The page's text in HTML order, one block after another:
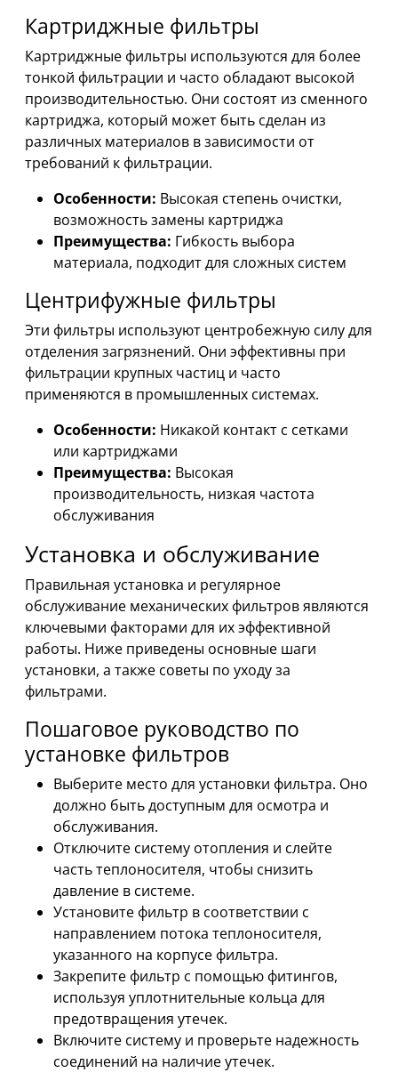
Картриджные фильтры
Картриджные фильтры используются для более
тонкой фильтрации и часто обладают высокой
производительностью. Они состоят из сменного
картриджа, который может быть сделан из
различных материалов в зависимости от
требований к фильтрации.
Особенности: Высокая степень очистки,
возможность замены картриджа
Преимущества: Гибкость выбора
материала, подходит для сложных систем
Центрифужные фильтры
Эти фильтры используют центробежную силу для
отделения загрязнений. Они эффективны при
фильтрации крупных частиц и часто
применяются в промышленных системах.
Особенности: Никакой контакт с сетками
или картриджами
Преимущества: Высокая
производительность, низкая частота
обслуживания
Установка и обслуживание
Правильная установка и регулярное
обслуживание механических фильтров являются
ключевыми факторами для их эффективной
работы. Ниже приведены основные шаги
установки, а также советы по уходу за
фильтрами.
Пошаговое руководство по
установке фильтров
Выберите место для установки фильтра. Оно
должно быть доступным для осмотра и
обслуживания.
Отключите систему отопления и слейте
часть теплоносителя, чтобы снизить
давление в системе.
Установите фильтр в соответствии с
направлением потока теплоносителя,
указанного на корпусе фильтра.
Закрепите фильтр с помощью фитингов,
используя уплотнительные кольца для
предотвращения утечек.
Включите систему и проверьте надежность
соединений на наличие утечек.